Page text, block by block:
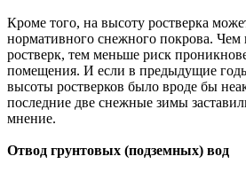
Кроме того, на высоту ростверка
нормативного снежного покрова. Чем
ростверк, тем меньше риск
помещения. И если в предыдущие
высоты ростверков было вроде бы
последние две снежные зимы
мнение.
Отвод грунтовых (подземных) вод